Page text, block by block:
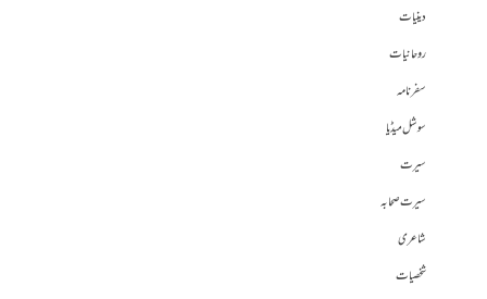
دینیات
روحانیات
سفرنامہ
سوشل میڈیا
سیرت
سیرت صحابہ
شاعری
شخصیات